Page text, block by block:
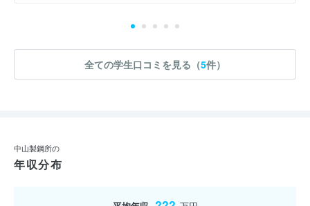
全ての学生口コミを見る（5件）
中山製鋼所の
年収分布